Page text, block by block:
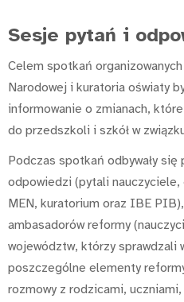
Sesje pytań i
Celem spotkań
Narodowej i kuratoria oświaty
informowanie o zmianach,
do przedszkoli i szkół w
Podczas spotkań odbywały
odpowiedzi (pytali
MEN, kuratorium oraz IBE
ambasadorów reformy
województw, którzy sprawdzali
poszczególne elementy
rozmowy z rodzicami,